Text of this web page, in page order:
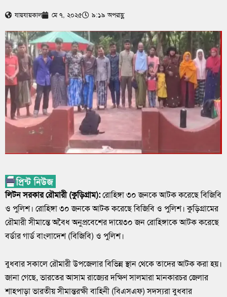
যায়যায়কাল মে ৭, ২০২৫ ৯:১৯ অপরাহ্ণ
লিটন সরকার রৌমারী (কুড়িগ্রাম):রোহিঙ্গা ৩০ জনকে আটক করেছে বিজিবি
ও পুলিশ। রোহিঙ্গা ৩০ জনকে আটক করেছে বিজিবি ও পুলিশ। কুড়িগ্রামের
রৌমারী সীমান্তে অবৈধ অনুপ্রবেশের দায়ে৩০ জন রোহিঙ্গাকে আটক করেছে
বর্ডার গার্ড বাংলাদেশ (বিজিবি) ও পুলিশ।
বুধবার সকালে রৌমারী উপজেলার বিভিন্ন স্থান থেকে তাদের আটক করা হয়।
জানা গেছে, ভারতের আসাম রাজ্যের দক্ষিণ সালমারা মানকারচর জেলার
শাহপাড়া ভারতীয় সীমান্তরক্ষী বাহিনী (বিএসএফ) সদস্যরা বুধবার